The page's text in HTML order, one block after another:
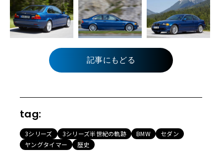
記事にもどる
tag:
3シリーズ 3シリーズ半世紀の軌跡 BMW
セダン
ヤングタイマー
歴史